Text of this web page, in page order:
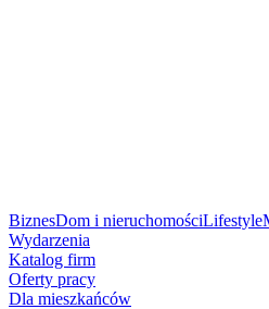
BiznesDom i nieruchomościLifestyle
Wydarzenia
Katalog firm
Oferty pracy
Dla mieszkańców